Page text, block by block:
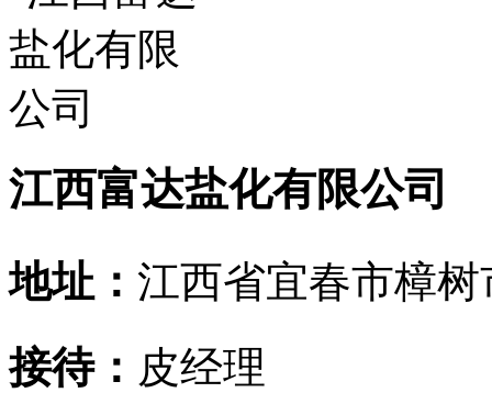
江西富达盐化有限公司
地址： 江西省宜春市樟
接待： 皮经理